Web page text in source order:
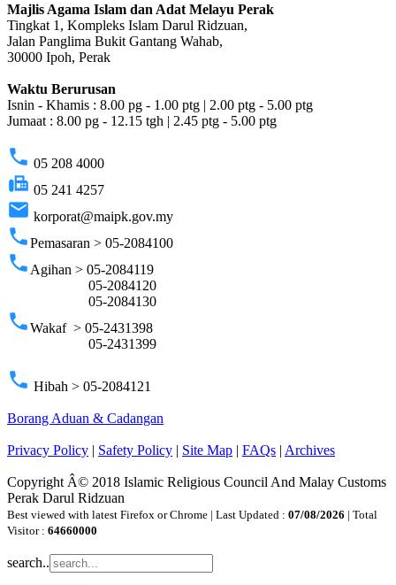
Majlis Agama Islam dan Adat Melayu Perak
Tingkat 1, Kompleks Islam Darul Ridzuan,
Jalan Panglima Bukit Gantang Wahab,
30000 Ipoh, Perak
Waktu Berurusan
Isnin - Khamis : 8.00 pg - 1.00 ptg | 2.00 ptg - 5.00 ptg
Jumaat : 8.00 pg - 12.15 tgh | 2.45 ptg - 5.00 ptg
phone 05 208 4000
fax 05 241 4257
email korporat@maipk.gov.my
phonePemasaran > 05-2084100
phone Agihan > 05-2084119
05-2084120
05-2084130
phoneWakaf > 05-2431398
05-2431399
phone Hibah > 05-2084121
Borang Aduan & Cadangan
Privacy Policy | Safety Policy | Site Map | FAQs | Archives
Copyright Â© 2018 Islamic Religious Council And Malay Customs
Perak Darul Ridzuan
Best viewed with latest Firefox or Chrome | Last Updated : 07/08/2026 | Total
Visitor : 64660000
search..